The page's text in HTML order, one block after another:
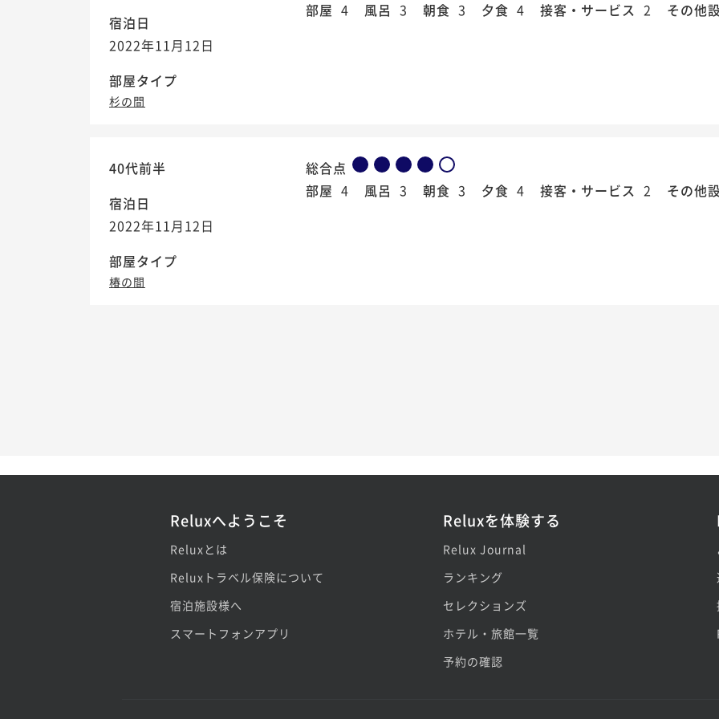
宿泊日
2022年11月12日
部屋タイプ
杉の間
部屋 4 風呂 3 朝食 3 夕食 4 接客・サービス 2 その他
40代前半
宿泊日
2022年11月12日
部屋タイプ
椿の間
総合点
部屋 4 風呂 3 朝食 3 夕食 4 接客・サービス 2 その他
Reluxへようこそ
Reluxとは
Reluxトラベル保険について
宿泊施設様へ
スマートフォンアプリ
Reluxを体験する
Relux Journal
ランキング
セレクションズ
ホテル・旅館一覧
予約の確認